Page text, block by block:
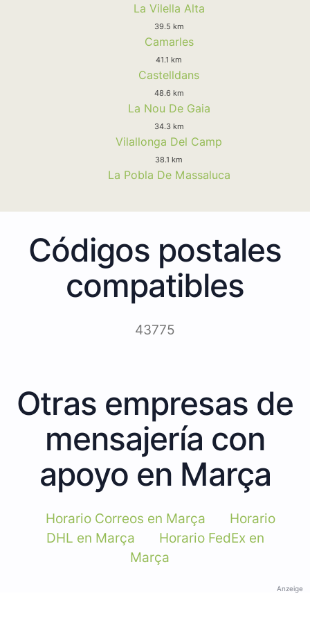
La Vilella Alta
39.5 km
Camarles
41.1 km
Castelldans
48.6 km
La Nou De Gaia
34.3 km
Vilallonga Del Camp
38.1 km
La Pobla De Massaluca
Códigos postales
compatibles
43775
Otras empresas de
mensajería con
apoyo en Marça
Horario Correos en Marça
Horario
DHL en Marça
Horario FedEx en
Marça
Anzeige